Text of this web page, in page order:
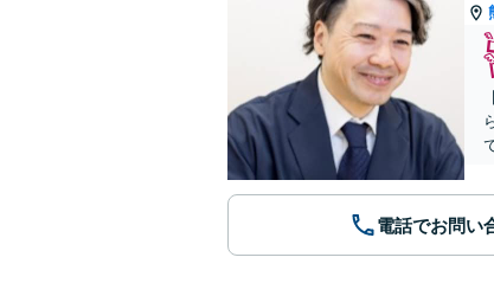
電話でお問い